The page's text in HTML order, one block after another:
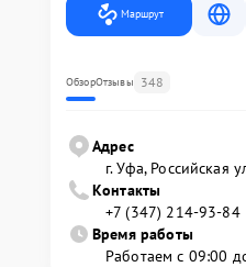
Маршрут
ОбзорОтзывы 348
Адрес
г. Уфа, Российская
Контакты
+7 (347) 214-93-84
Время работы
Работаем с 09:00